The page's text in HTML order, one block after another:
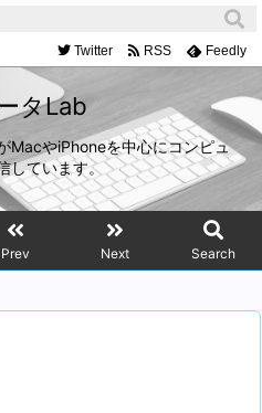
タLab
MacやiPhoneを中心にコンピュ
しています。
Prev Next Search
Twitter RSS Feedly